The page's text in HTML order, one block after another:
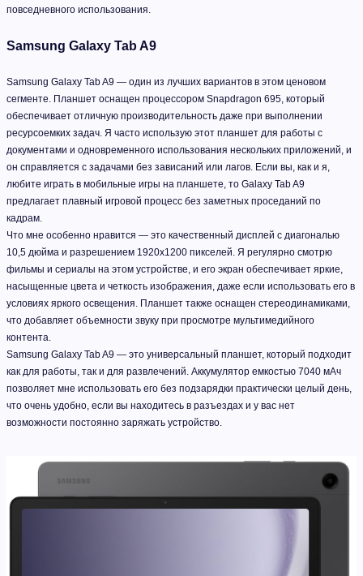
повседневного использования.
Samsung Galaxy Tab A9
Samsung Galaxy Tab A9 — один из лучших вариантов в этом ценовом
сегменте. Планшет оснащен процессором Snapdragon 695, который
обеспечивает отличную производительность даже при выполнении
ресурсоемких задач. Я часто использую этот планшет для работы с
документами и одновременного использования нескольких приложений, и
он справляется с задачами без зависаний или лагов. Если вы, как и я,
любите играть в мобильные игры на планшете, то Galaxy Tab A9
предлагает плавный игровой процесс без заметных проседаний по
кадрам.
Что мне особенно нравится — это качественный дисплей с диагональю
10,5 дюйма и разрешением 1920x1200 пикселей. Я регулярно смотрю
фильмы и сериалы на этом устройстве, и его экран обеспечивает яркие,
насыщенные цвета и четкость изображения, даже если использовать его в
условиях яркого освещения. Планшет также оснащен стереодинамиками,
что добавляет объемности звуку при просмотре мультимедийного
контента.
Samsung Galaxy Tab A9 — это универсальный планшет, который подходит
как для работы, так и для развлечений. Аккумулятор емкостью 7040 мАч
позволяет мне использовать его без подзарядки практически целый день,
что очень удобно, если вы находитесь в разъездах и у вас нет
возможности постоянно заряжать устройство.